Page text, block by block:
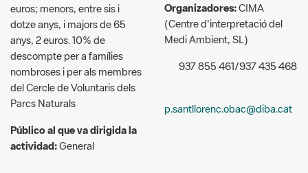
euros; menors, entre sis i
dotze anys, i majors de 65
anys, 2 euros. 10% de
descompte per a famílies
nombroses i per als membres
del Cercle de Voluntaris dels
Parcs Naturals
Público al que va dirigida la
actividad:General
Organizadores:CIMA
(Centre d'interpretació del
Medi Ambient, SL)
937 855 461/937 435 468
p.santllorenc.obac@diba.cat